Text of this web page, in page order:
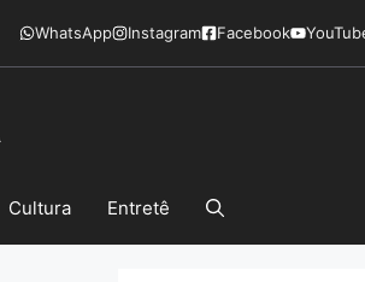
WhatsApp Instagram Facebook
Cultura Entretê